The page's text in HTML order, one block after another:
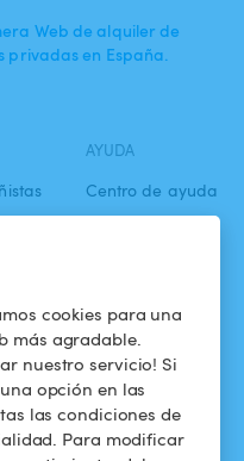
cookies para una
más agradable.
nuestro servicio! Si
opción en las
las condiciones de
Para modificar
Web de alquiler de
privadas en España.
AYUDA
Centro de ayuda
confidencialidad
Aviso legal
LA APP